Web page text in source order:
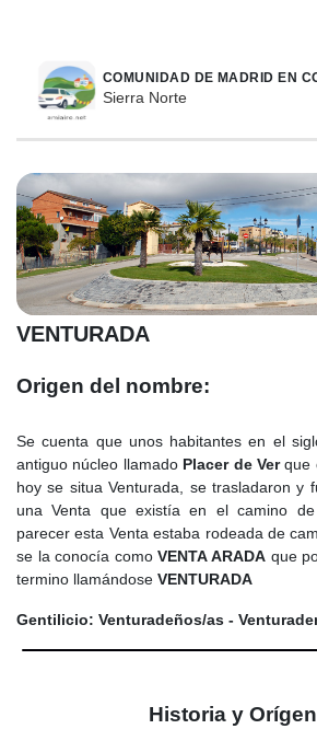
COMUNIDAD DE MADRID EN
Sierra Norte
VENTURADA
Origen del nombre:
Se cuenta que unos habitantes en el
antiguo núcleo llamado Placer de Verque
hoy se situa Venturada, se trasladaron y
una Venta que existía en el camino
parecer esta Venta estaba rodeada de
se la conocía comoVENTA ARADA que
termino llamándose VENTURADA
Gentilicio: Venturadeños/as -
Historia y